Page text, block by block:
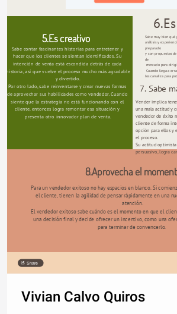
Sabe contar fascinantes historias para entretener y
hacer que los clientes se sientan identificados. Su
intención de venta está escondida detrás de cada
historia, así que vuelve el proceso mucho más agradable
y divertido.
Por otro lado, sabe reinventarse y crear nuevas formas
de aprovechar sus habilidades como vendedor. Cuando
siente que la estrategia no está funcionando con el
cliente, entonces logra remontar esa situación y
presenta otro innovador plan de venta.
5.Es creativo
Sabe muy bien qué
análisis y
preparado
y con propuestas
de
mercado para
Cuando llega a
los canaliza para
7. Sabe
Vender implica
una mala actitud y
vendedor de éxito
cliente de forma
opción para ellos y
el proceso.
Su actitud
persuasivo, logra
8.Aprovecha el
Para un vendedor exitoso no hay espacios en blanco. Si
el cliente, tienen la agilidad de pensar rápidamente en una
atención.
El vendedor exitoso sabe cuándo es el momento en que el
una decisión final y decide ofrecer un incentivo, como una
para terminar de convencerlo.
Share
Vivian Calvo Quiros